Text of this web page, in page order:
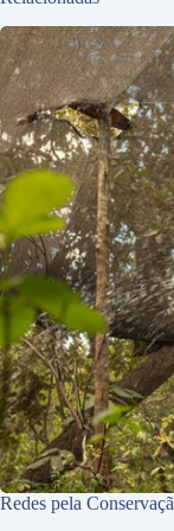
Redes pela